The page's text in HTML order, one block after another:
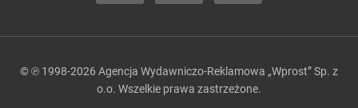
© ℗ 1998-2026 Agencja Wydawniczo-Reklamowa „Wprost” Sp. z
o.o. Wszelkie prawa zastrzeżone.